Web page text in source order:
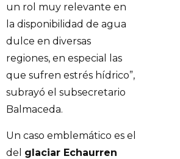
un rol muy relevante en
la disponibilidad de agua
dulce en diversas
regiones, en especial las
que sufren estrés hídrico”,
subrayó el subsecretario
Balmaceda.
Un caso emblemático es el
del glaciar Echaurren